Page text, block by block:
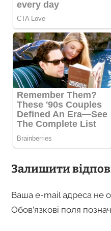
Залишити
Ваша e-mail адреса не
Обов’язкові поля